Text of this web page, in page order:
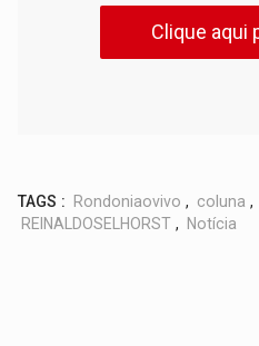
Clique aqui
TAGS : Rondoniaovivo , coluna ,
REINALDOSELHORST , Notícia